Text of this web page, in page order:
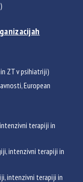
ZT v psihiatriji)
European
terapiji in
intenzivni terapiji in
intenzivni terapiji in